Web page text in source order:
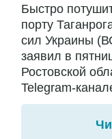
Быстро
порту
сил Украины
заявил в
Ростовской
Telegram-